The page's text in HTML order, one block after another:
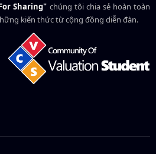
Sharing" chúng tôi chia sẻ hoàn toàn
kiến thức từ cộng đồng diễn đàn.